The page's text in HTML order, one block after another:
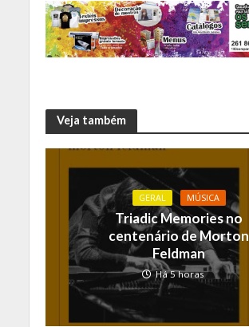
Veja também
GERAL MÚSICA
Triadic Memories no
centenário de Morton
Feldman
Há 5 horas